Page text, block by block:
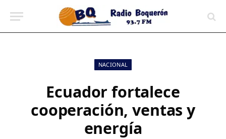
NACIONAL
Ecuador fortalece
cooperación, ventas y
energía